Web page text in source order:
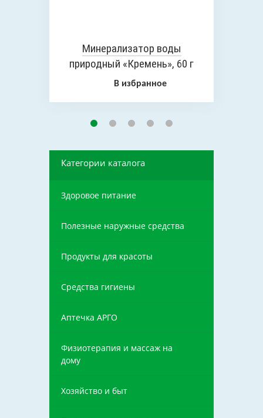
Минерализатор воды
природный «Кремень», 60 г
В избранное
Категории каталога
Здоровое питание
Полезные наружные средства
Продукты для красоты
Средства гигиены
Аптечка АРГО
Физиотерапия и массаж на
дому
Хозяйство и быт